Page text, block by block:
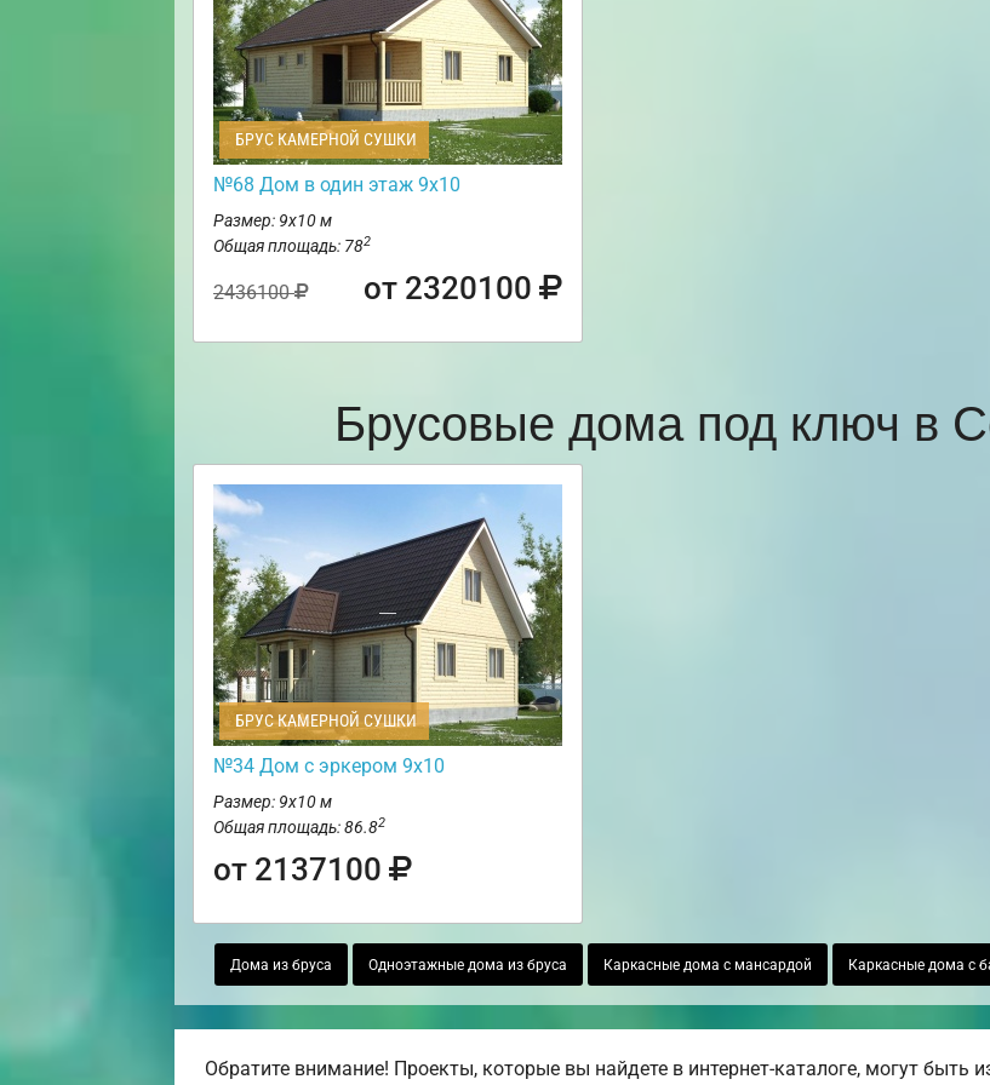
БРУС КАМЕРНОЙ СУШКИ
№68 Дом в один этаж 9х10
Размер: 9х10 м
Общая площадь: 782
2436100 от 2320100
Брусовые дома под ключ в
БРУС КАМЕРНОЙ СУШКИ
№34 Дом с эркером 9х10
Размер: 9х10 м
Общая площадь: 86.82
от 2137100
Дома из бруса Одноэтажные дома из бруса Каркасные дома с мансардой Каркасные дома с
Обратите внимание! Проекты, которые вы найдете в интернет-каталоге, могут